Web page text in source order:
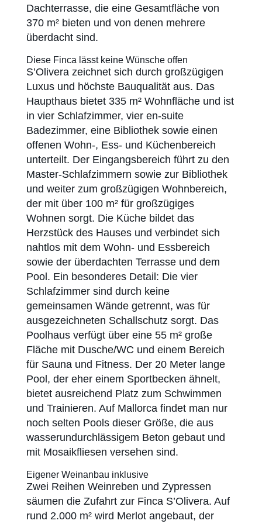
Dachterrasse, die eine Gesamtfläche von
370 m² bieten und von denen mehrere
überdacht sind.
Diese Finca lässt keine Wünsche offen
S’Olivera zeichnet sich durch großzügigen
Luxus und höchste Bauqualität aus. Das
Haupthaus bietet 335 m² Wohnfläche und ist
in vier Schlafzimmer, vier en-suite
Badezimmer, eine Bibliothek sowie einen
offenen Wohn-, Ess- und Küchenbereich
unterteilt. Der Eingangsbereich führt zu den
Master-Schlafzimmern sowie zur Bibliothek
und weiter zum großzügigen Wohnbereich,
der mit über 100 m² für großzügiges
Wohnen sorgt. Die Küche bildet das
Herzstück des Hauses und verbindet sich
nahtlos mit dem Wohn- und Essbereich
sowie der überdachten Terrasse und dem
Pool. Ein besonderes Detail: Die vier
Schlafzimmer sind durch keine
gemeinsamen Wände getrennt, was für
ausgezeichneten Schallschutz sorgt. Das
Poolhaus verfügt über eine 55 m² große
Fläche mit Dusche/WC und einem Bereich
für Sauna und Fitness. Der 20 Meter lange
Pool, der eher einem Sportbecken ähnelt,
bietet ausreichend Platz zum Schwimmen
und Trainieren. Auf Mallorca findet man nur
noch selten Pools dieser Größe, die aus
wasserundurchlässigem Beton gebaut und
mit Mosaikfliesen versehen sind.
Eigener Weinanbau inklusive
Zwei Reihen Weinreben und Zypressen
säumen die Zufahrt zur Finca S’Olivera. Auf
rund 2.000 m² wird Merlot angebaut, der